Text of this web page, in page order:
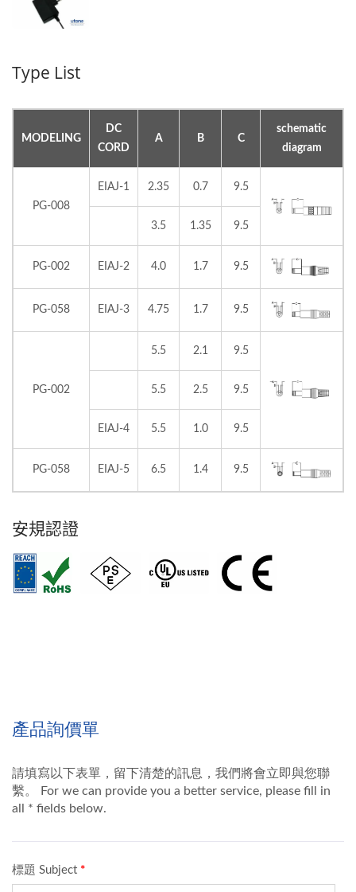
Type List
MODELING
DC
CORD
A B C
schematic
diagram
PG-008
EIAJ-1 2.35 0.7 9.5
3.5 1.35 9.5
PG-002 EIAJ-2 4.0 1.7 9.5
PG-058 EIAJ-3 4.75 1.7 9.5
PG-002
5.5 2.1 9.5
5.5 2.5 9.5
EIAJ-4 5.5 1.0 9.5
PG-058 EIAJ-5 6.5 1.4 9.5
安規認證